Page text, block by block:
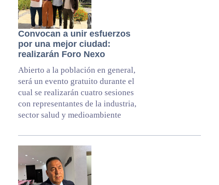
Convocan a unir esfuerzos
por una mejor ciudad:
realizarán Foro Nexo
Abierto a la población en general,
será un evento gratuito durante el
cual se realizarán cuatro sesiones
con representantes de la industria,
sector salud y medioambiente